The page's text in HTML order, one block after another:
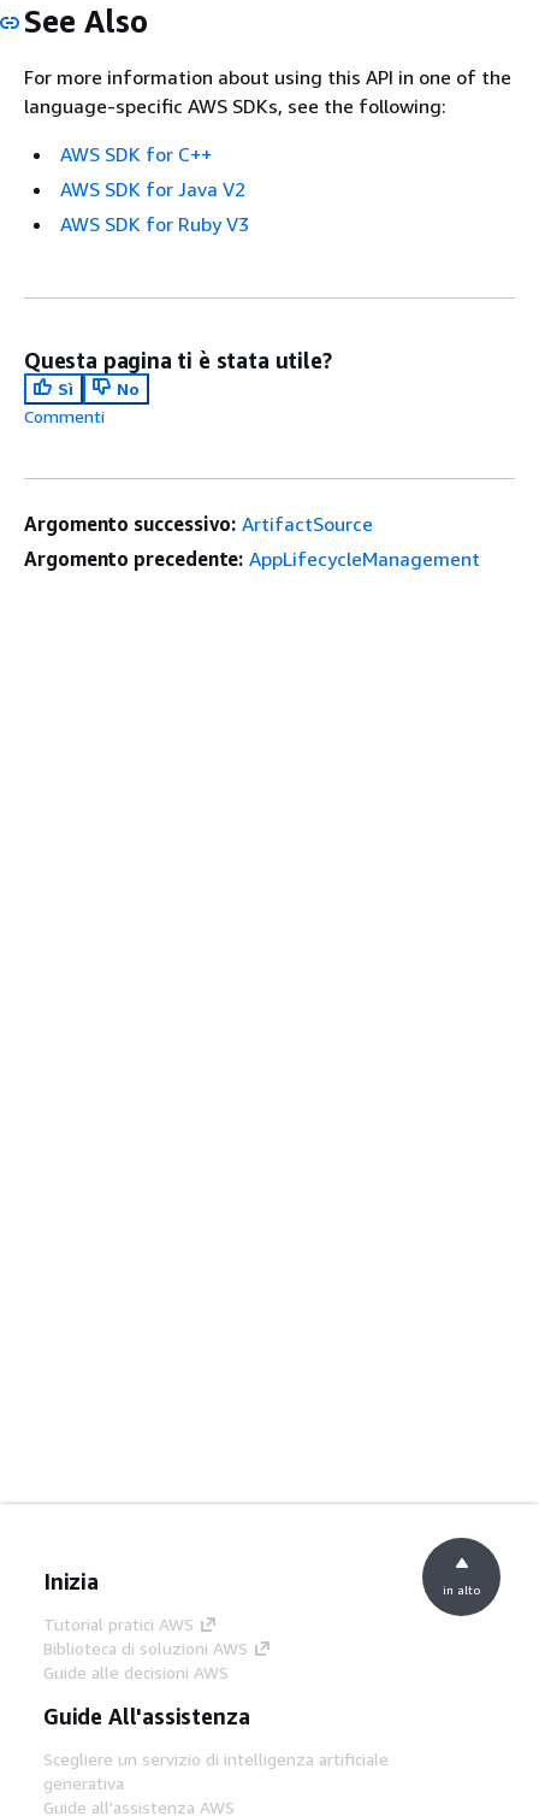
See Also
For more information about using this API in one of the
language-specific AWS SDKs, see the following:
AWS SDK for C++
AWS SDK for Java V2
AWS SDK for Ruby V3
Questa pagina ti è stata utile?
Sì
No
Commenti
Argomento successivo: ArtifactSource
Argomento precedente: AppLifecycleManagement
Inizia
Tutorial pratici AWS
Biblioteca di soluzioni AWS
Guide alle decisioni AWS
Guide All'assistenza
Scegliere un servizio di intelligenza artificiale
generativa
Guide all'assistenza AWS
in alto